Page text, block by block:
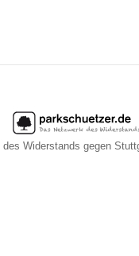
des Widerstands gegen